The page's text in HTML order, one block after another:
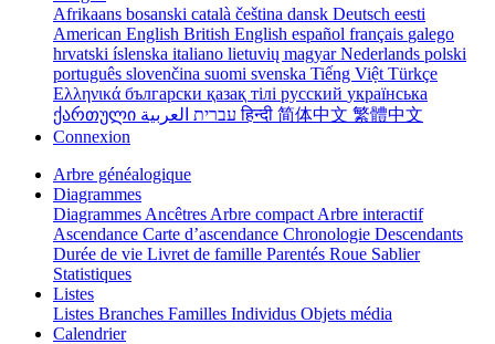
Afrikaans bosanski català čeština dansk Deutsch eesti
American English British English español français galego
hrvatski íslenska italiano lietuvių magyarNederlands polski
português slovenčina suomi svenska Tiếng Việt Türkçe
Ελληνικά български қазақ тілі русский українська
ქართული
עברית العربيةहिन्दी 简体中文 繁體中文
Connexion
Arbre généalogique
Diagrammes
Diagrammes Ancêtres Arbre compact Arbre interactif
Ascendance Carte d’ascendance Chronologie Descendants
Durée de vie Livret de famille Parentés Roue Sablier
Statistiques
Listes
Listes Branches Familles Individus Objets média
Calendrier